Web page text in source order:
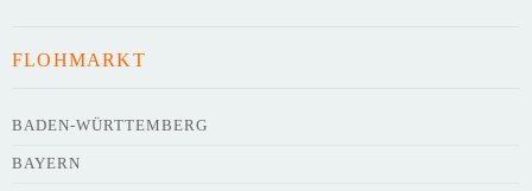
FLOHMARKT
BADEN-WÜRTTEMBERG
BAYERN